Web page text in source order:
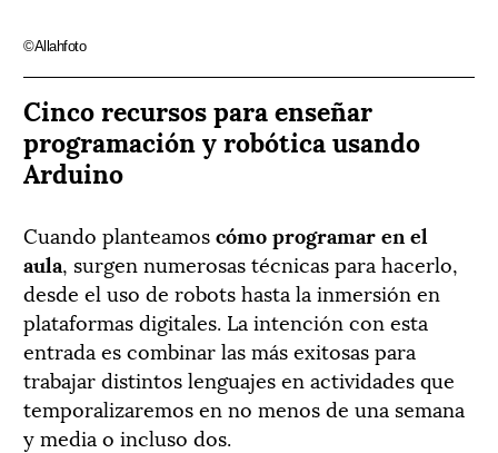
©Allahfoto
Cinco recursos para enseñar
programación y robótica usando
Arduino
Cuando planteamoscómo programar en el
aula, surgen numerosas técnicas para hacerlo,
desde el uso de robots hasta la inmersión en
plataformas digitales. La intención con esta
entrada es combinar las más exitosas para
trabajar distintos lenguajes en actividades que
temporalizaremos en no menos de una semana
y media o incluso dos.